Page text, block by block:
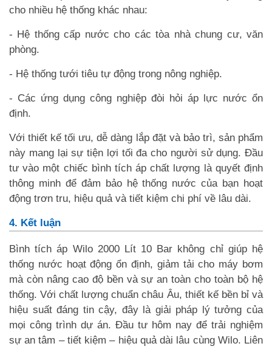
cho nhiều hệ thống khác nhau:
- Hệ thống cấp nước cho các tòa nhà chung cư, văn
phòng.
- Hệ thống tưới tiêu tự động trong nông nghiệp.
- Các ứng dụng công nghiệp đòi hỏi áp lực nước ổn
định.
Với thiết kế tối ưu, dễ dàng lắp đặt và bảo trì, sản phẩm
này mang lại sự tiện lợi tối đa cho người sử dụng. Đầu
tư vào một chiếc bình tích áp chất lượng là quyết định
thông minh để đảm bảo hệ thống nước của bạn hoạt
động trơn tru, hiệu quả và tiết kiệm chi phí về lâu dài.
4. Kết luận
Bình tích áp Wilo 2000 Lít 10 Bar không chỉ giúp hệ
thống nước hoạt động ổn định, giảm tải cho máy bơm
mà còn nâng cao độ bền và sự an toàn cho toàn bộ hệ
thống. Với chất lượng chuẩn châu Âu, thiết kế bền bỉ và
hiệu suất đáng tin cậy, đây là giải pháp lý tưởng của
mọi công trình dự án. Đầu tư hôm nay để trải nghiệm
sự an tâm – tiết kiệm – hiệu quả dài lâu cùng Wilo. Liên